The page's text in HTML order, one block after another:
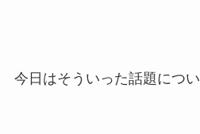
今日はそういった話題につ